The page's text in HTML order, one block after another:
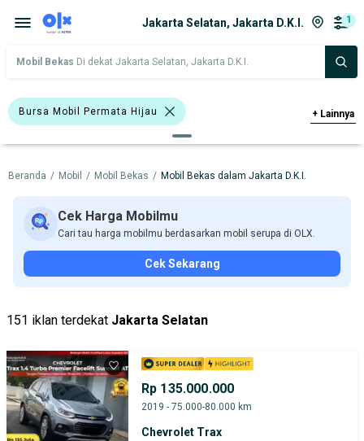
Jakarta Selatan, Jakarta D.K.I. 1
Mobil Bekas Di dekat Jakarta Selatan, Jakarta D.K.I.
Bursa Mobil Permata Hijau
Bursa Carsolutions Solo
Harga Merek Dan Model Tahun
Tipe Bodi Tipe Membership
+ Lainnya
Beranda / Mobil / Mobil Bekas / Mobil Bekas dalam Jakarta D.K.I.
Cek Harga Mobilmu
Cari tau harga mobilmu berdasarkan mobil serupa di OLX.
Cek Sekarang
151 iklan terdekat Jakarta Selatan
Rp 135.000.000
2019 - 75.000-80.000 km
Chevrolet Trax